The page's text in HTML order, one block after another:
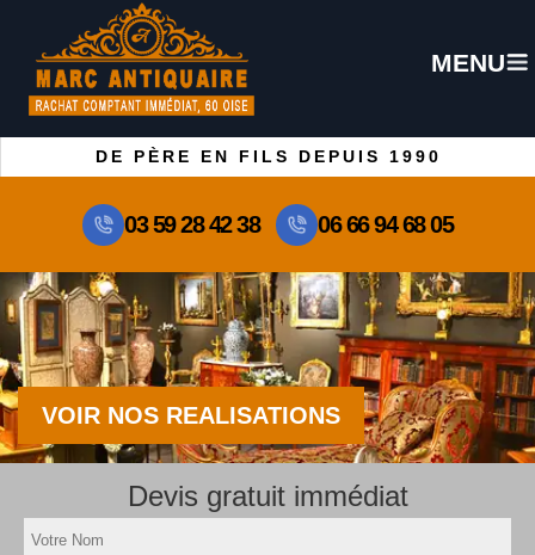
MENU
DE PÈRE EN FILS DEPUIS 1990
03 59 28 42 38 06 66 94 68 05
VOIR NOS REALISATIONS
Devis gratuit immédiat